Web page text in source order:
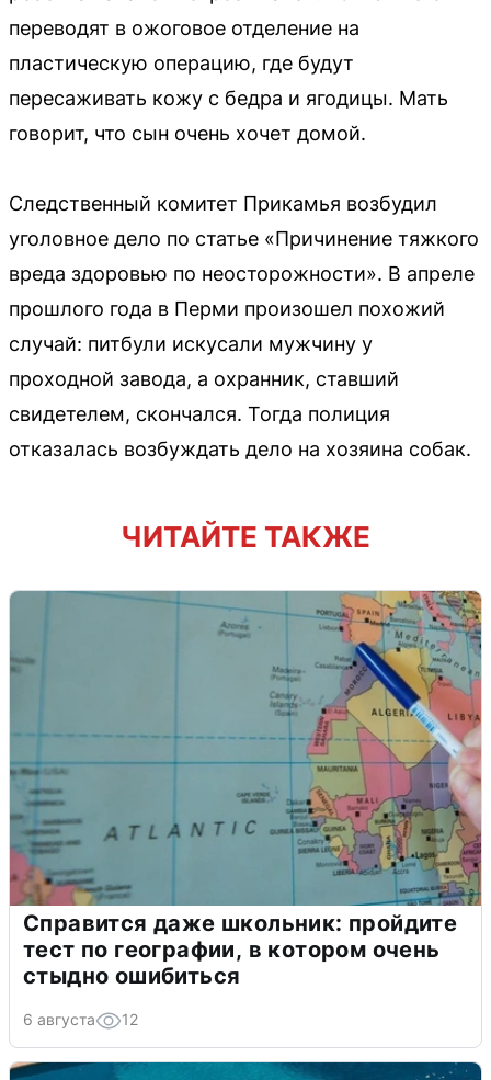
переводят в ожоговое отделение на
пластическую операцию, где будут
пересаживать кожу с бедра и ягодицы. Мать
говорит, что сын очень хочет домой.
Следственный комитет Прикамья возбудил
уголовное дело по статье «Причинение тяжкого
вреда здоровью по неосторожности». В апреле
прошлого года в Перми произошел похожий
случай: питбули искусали мужчину у
проходной завода, а охранник, ставший
свидетелем, скончался. Тогда полиция
отказалась возбуждать дело на хозяина собак.
ЧИТАЙТЕ ТАКЖЕ
Справится даже школьник: пройдите
тест по географии, в котором очень
стыдно ошибиться
6 августа 12